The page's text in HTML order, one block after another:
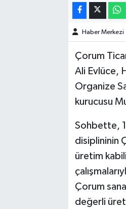
Haber Merkezi
Çorum
Ali Evlüce,
Organize
kurucusu
Sohbette,
disiplininin
üretim
Çorum
değerli